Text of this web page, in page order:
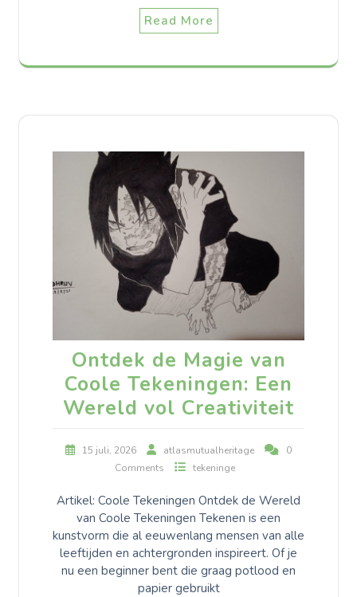
Read More
Ontdek de Magie van
Coole Tekeningen: Een
Wereld vol Creativiteit
15 juli, 2026 atlasmutualheritage
0
Comments
tekeninge
Artikel: Coole Tekeningen Ontdek de Wereld
van Coole Tekeningen Tekenen is een
kunstvorm die al eeuwenlang mensen van alle
leeftijden en achtergronden inspireert. Of je
nu een beginner bent die graag potlood en
papier gebruikt